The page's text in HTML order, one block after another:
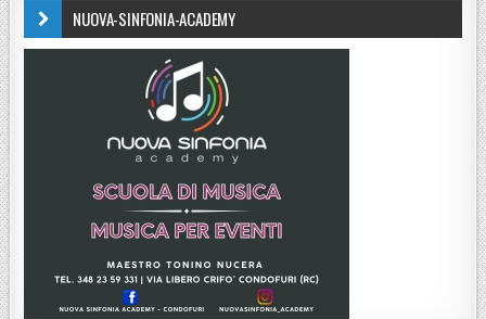
NUOVA-SINFONIA-ACADEMY